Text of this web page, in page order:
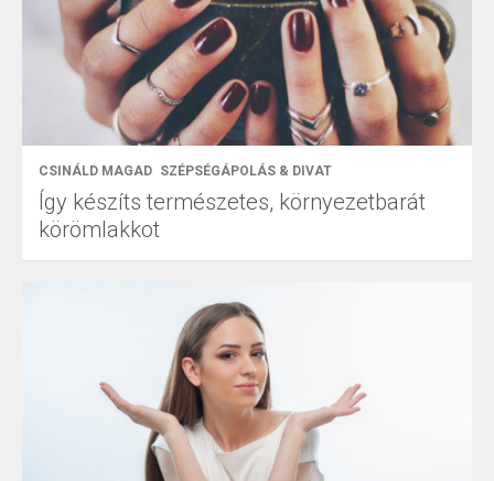
CSINÁLD MAGAD SZÉPSÉGÁPOLÁS & DIVAT
Így készíts természetes, környezetbarát
körömlakkot